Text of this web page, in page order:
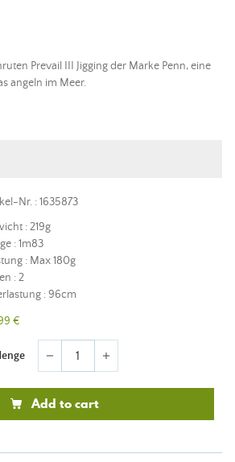
Prevail III Jigging der Marke Penn, eine
angeln im Meer.
Nr. : 1635873
: 219g
: 1m83
: Max 180g
: 2
: 96cm
€
remove add
Add to cart